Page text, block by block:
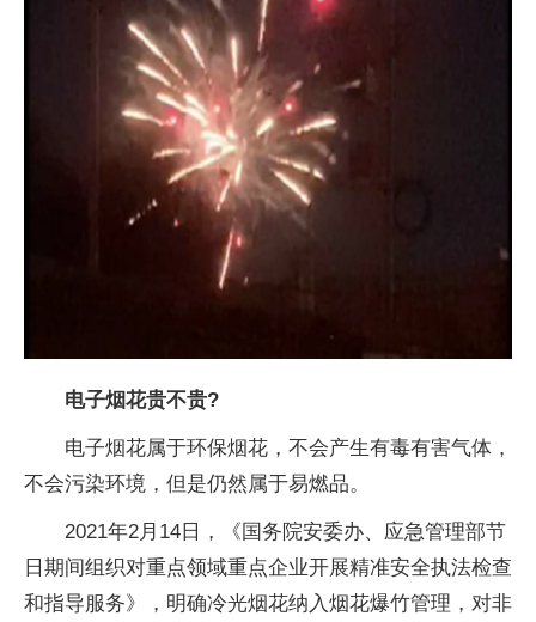
电子烟花贵不贵?
电子烟花属于环保烟花，不会产生有毒有害气体，
不会污染环境，但是仍然属于易燃品。
2021年2月14日，《国务院安委办、应急管理部节
日期间组织对重点领域重点企业开展精准安全执法检查
和指导服务》，明确冷光烟花纳入烟花爆竹管理，对非